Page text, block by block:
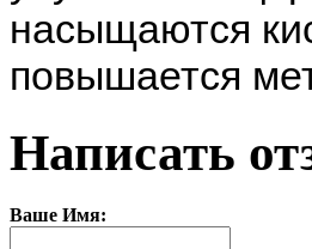
насыщаются
повышается
Написать
Ваше Имя: